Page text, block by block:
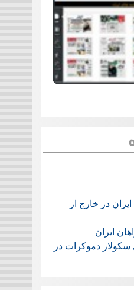
در خارج از
ایران
دموکرات در